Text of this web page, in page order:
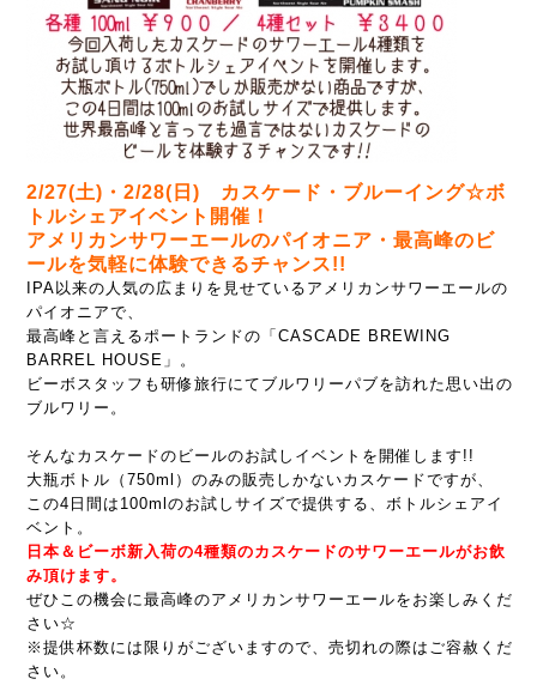
2/27(土)・2/28(日) カスケード・ブルーイング☆ボ
トルシェアイベント開催！
アメリカンサワーエールのパイオニア・最高峰のビ
ールを気軽に体験できるチャンス!!
IPA以来の人気の広まりを見せているアメリカンサワーエールの
パイオニアで、
最高峰と言えるポートランドの「CASCADE BREWING
BARREL HOUSE」。
ビーボスタッフも研修旅行にてブルワリーパブを訪れた思い出の
ブルワリー。
そんなカスケードのビールのお試しイベントを開催します!!
大瓶ボトル（750ml）のみの販売しかないカスケードですが、
この4日間は100mlのお試しサイズで提供する、ボトルシェアイ
ベント。
日本＆ビーボ新入荷の4種類のカスケードのサワーエールがお飲
み頂けます。
ぜひこの機会に最高峰のアメリカンサワーエールをお楽しみくだ
さい☆
※提供杯数には限りがございますので、売切れの際はご容赦くだ
さい。